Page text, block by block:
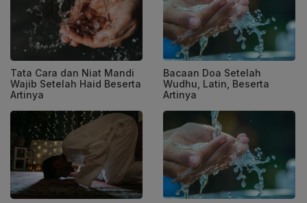
Tata Cara dan Niat Mandi
Wajib Setelah Haid Beserta
Artinya
Bacaan Doa Setelah
Wudhu, Latin, Beserta
Artinya